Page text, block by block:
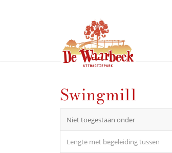
Swingmill
Niet toegestaan onder
Lengte met begeleiding tussen